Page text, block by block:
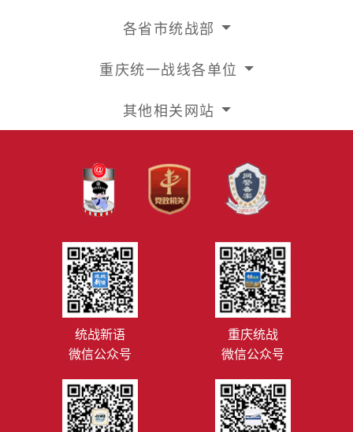
各省市统战部
重庆统一战线各单位
其他相关网站
统战新语
微信公众号
重庆统战
微信公众号